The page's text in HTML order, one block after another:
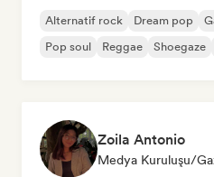
Alternatif rock Dream pop
Pop soul
Reggae Shoegaze
Zoila Antonio
Medya Kuruluşu/